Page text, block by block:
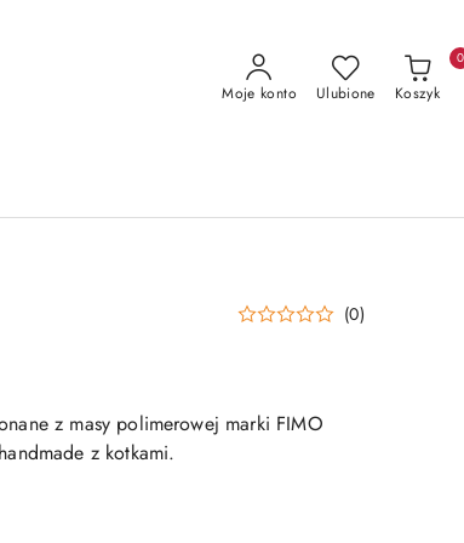
Moje konto Ulubione Koszyk
0
(0)
z masy polimerowej marki FIMO
z kotkami.